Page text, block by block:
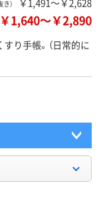
）
￥1,640～￥2,890
り手帳。（日常的に